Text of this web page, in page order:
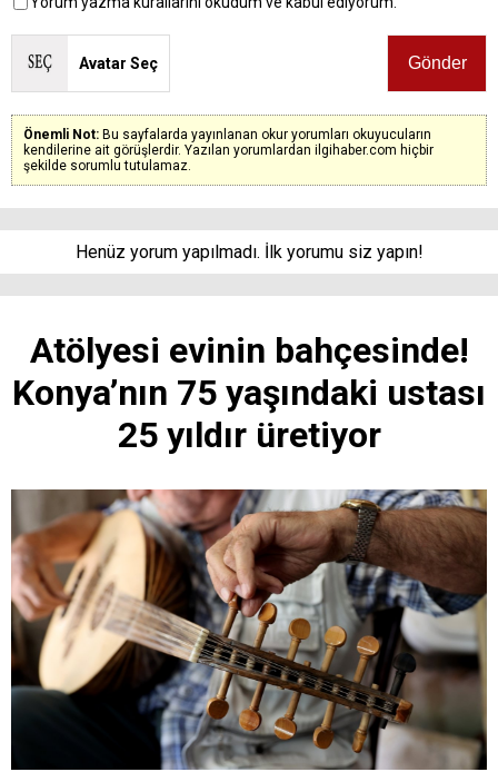
Avatar Seç
Önemli Not: Bu sayfalarda yayınlanan okur yorumları okuyucuların
kendilerine ait görüşlerdir. Yazılan yorumlardan ilgihaber.com hiçbir
şekilde sorumlu tutulamaz.
Henüz yorum yapılmadı. İlk yorumu siz yapın!
Atölyesi evinin bahçesinde!
Konya’nın 75 yaşındaki ustası
25 yıldır üretiyor